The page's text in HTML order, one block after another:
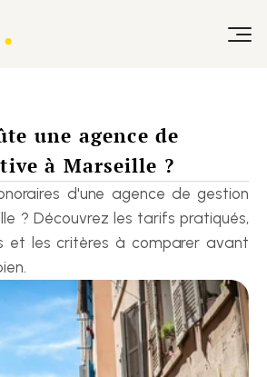
une agence de
à Marseille ?
d'une agence de gestion
? Découvrez les tarifs pratiqués,
et les critères à comparer avant